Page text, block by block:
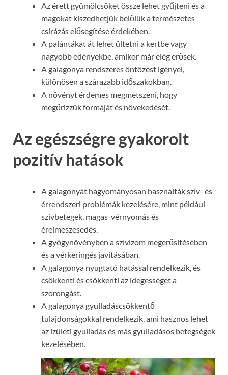
Az érett gyümölcsöket össze lehet gyűjteni és a
magokat kiszedhetjük belőlük a természetes
csírázás elősegítése érdekében.
A palántákat át lehet ültetni a kertbe vagy
nagyobb edényekbe, amikor már elég erősek.
A galagonya rendszeres öntözést igényel,
különösen a szárazabb időszakokban.
A növényt érdemes megmetszeni, hogy
megőrizzük formáját és növekedését.
Az egészségre gyakorolt ​​
pozitív hatások
A galagonyát hagyományosan használták szív- és
érrendszeri problémák kezelésére, mint például
szívbetegek, magas vérnyomás és
érelmeszesedés.
A gyógynövényben a szívizom megerősítésében
és a vérkeringés javításában.
A galagonya nyugtató hatással rendelkezik, és
csökkenti és csökkenti az idegességet a
szorongást.
A galagonya gyulladáscsökkentő
tulajdonságokkal rendelkezik, ami hasznos lehet
az ízületi gyulladás és más gyulladásos betegségek
kezelésében.